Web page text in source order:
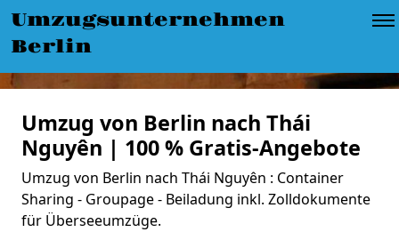
Umzugsunternehmen
Berlin
Umzug von Berlin nach Thái
Nguyên | 100 % Gratis-Angebote
Umzug von Berlin nach Thái Nguyên : Container
Sharing - Groupage - Beiladung inkl. Zolldokumente
für Überseeumzüge.